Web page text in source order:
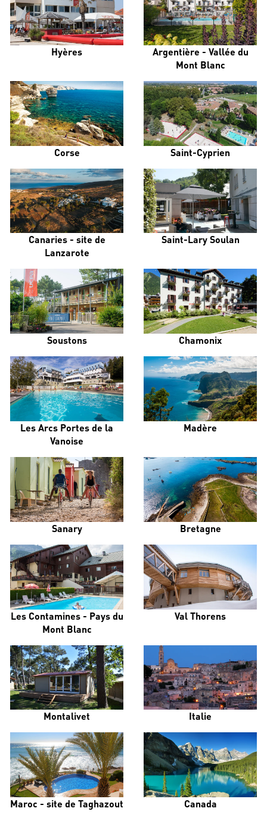
Hyères
Argentière - Vallée du
Mont Blanc
Corse Saint-Cyprien
Canaries - site de
Lanzarote
Saint-Lary Soulan
Soustons Chamonix
Les Arcs Portes de la
Vanoise
Madère
Sanary Bretagne
Les Contamines - Pays du
Mont Blanc
Val Thorens
Montalivet Italie
Maroc - site de Taghazout Canada